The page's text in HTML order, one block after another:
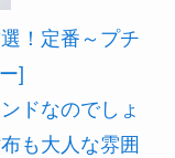
！定番～プチ
]
ドなのでしょ
も大人な雰囲